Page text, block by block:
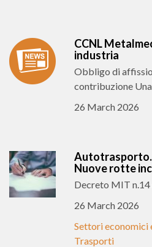
CCNL
industria
Obbligo di
contribuzione
26 March 2026
Autotrasporto.
Nuove rotte
Decreto MIT n.14
26 March 2026
Settori economici
Trasporti